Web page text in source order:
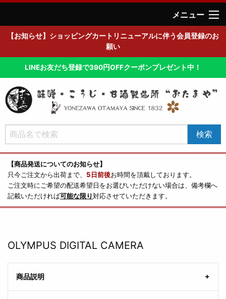
メニュー
【お知らせ】ショッピングカートリニューアルに伴う会員登録のお
願い
LINEお友だち登録で390円OFFクーポンプレゼント中！
【商品発送についてのお知らせ】
只今ご注文から出荷まで、 5日前後お時間を頂戴しております。
ご注文時にご希望の配送希望日をお選びいただけない場合は、備考欄へ
記載いただければ可能な限り対応させていただきます。
OLYMPUS DIGITAL CAMERA
商品説明